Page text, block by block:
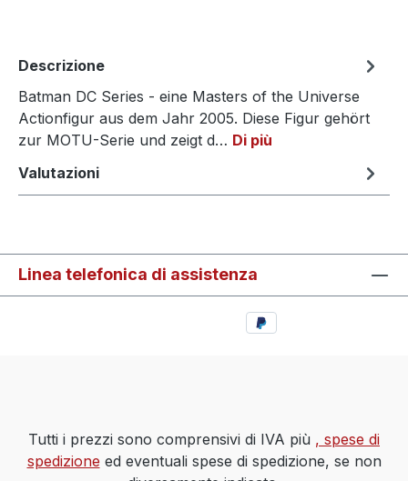
Descrizione
Batman DC Series - eine Masters of the Universe
Actionfigur aus dem Jahr 2005. Diese Figur gehört
zur MOTU-Serie und zeigt d… Di più
Valutazioni
Linea telefonica di assistenza
Tutti i prezzi sono comprensivi di IVA più , spese di
spedizione ed eventuali spese di spedizione, se non